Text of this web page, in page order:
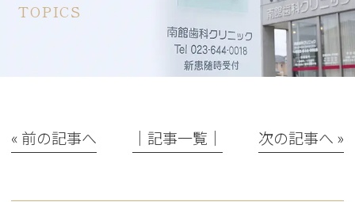
TOPICS
« 前の記事へ │記事一覧│ 次の記事へ »